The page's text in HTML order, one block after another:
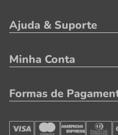
Ajuda & Suporte
Minha Conta
Formas de